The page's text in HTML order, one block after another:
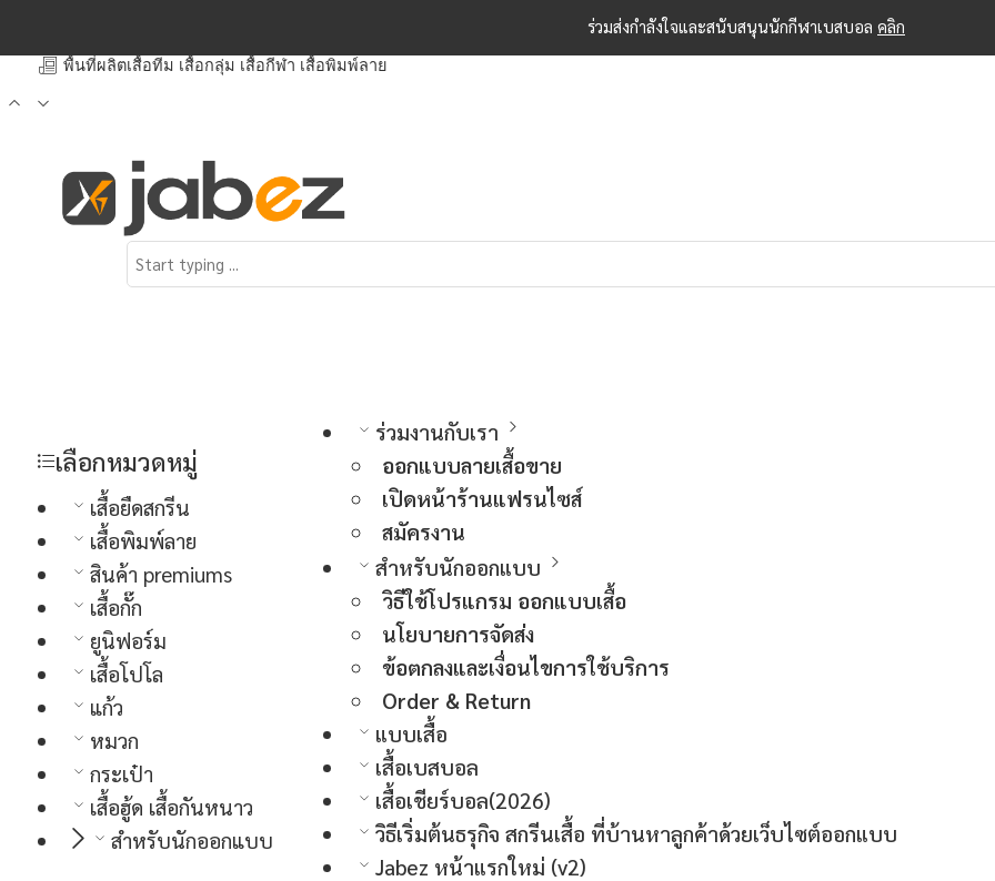
ร่วมส่งกำลังใจและสนับสนุนนักกีฬาเบสบอล คลิก
พื้นที่ผลิตเสื้อทีม เสื้อกลุ่ม เสื้อกีฬา เสื้อพิมพ์ลาย
เลือกหมวดหมู่
เสื้อยืดสกรีน
เสื้อพิมพ์ลาย
สินค้า premiums
เสื้อกั๊ก
ยูนิฟอร์ม
เสื้อโปโล
แก้ว
หมวก
กระเป๋า
เสื้อฮู้ด เสื้อกันหนาว
สำหรับนักออกแบบ
ร่วมงานกับเรา
ออกแบบลายเสื้อขาย
เปิดหน้าร้านแฟรนไซส์
สมัครงาน
สำหรับนักออกแบบ
วิธีใช้โปรแกรม ออกแบบเสื้อ
นโยบายการจัดส่ง
ข้อตกลงและเงื่อนไขการใช้บริการ
Order & Return
แบบเสื้อ
เสื้อเบสบอล
เสื้อเชียร์บอล(2026)
วิธีเริ่มต้นธรุกิจ สกรีนเสื้อ ที่บ้านหาลูกค้าด้วยเว็บไซต์ออกแบบ
Jabez หน้าแรกใหม่ (v2)